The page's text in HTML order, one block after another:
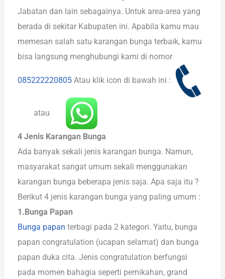
Jabatan dan lain sebagainya. Untuk area-area yang
berada di sekitar Kabupaten ini. Apabila kamu mau
memesan salah satu karangan bunga terbaik, kamu
bisa langsung menghubungi kami di nomor
085222220805 Atau klik icon di bawah ini :
atau
4 Jenis Karangan Bunga
Ada banyak sekali jenis karangan bunga. Namun,
masyarakat sangat umum sekali menggunakan
karangan bunga beberapa jenis saja. Apa saja itu ?
Berikut 4 jenis karangan bunga yang paling umum :
1.Bunga Papan
Bunga papan terbagi pada 2 kategori. Yaitu, bunga
papan congratulation (ucapan selamat) dan bunga
papan duka cita. Jenis congratulation berfungsi
pada momen bahagia seperti pernikahan, grand